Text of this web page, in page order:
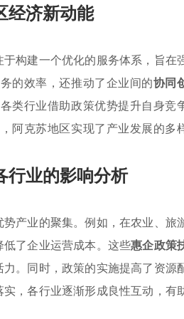
经济新动能
构建一个优化的服务体系，旨在
的效率，还推动了企业间的协同
类行业借助政策优势提升自身竞
阿克苏地区实现了产业发展的多
行业的影响分析
产业的聚集。例如，在农业、旅
了企业运营成本。这些惠企政策
。同时，政策的实施提高了资源
，各行业逐渐形成良性互动，有